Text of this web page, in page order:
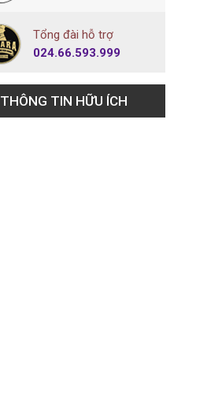
Tổng đài hỗ trợ
024.66.593.999
THÔNG TIN HỮU ÍCH